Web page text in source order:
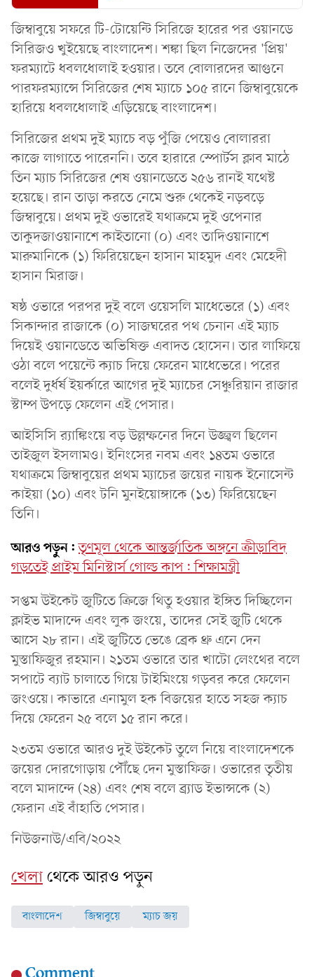
জিম্বাবুয়ে সফরে টি-টোয়েন্টি সিরিজে হারের পর ওয়ানডে
সিরিজও খুইয়েছে বাংলাদেশ। শঙ্কা ছিল নিজেদের 'প্রিয়'
ফরম্যাটে ধবলধোলাই হওয়ার। তবে বোলারদের আগুনে
পারফরম্যান্সে সিরিজের শেষ ম্যাচে ১০৫ রানে জিম্বাবুয়েকে
হারিয়ে ধবলধোলাই এড়িয়েছে বাংলাদেশ।
সিরিজের প্রথম দুই ম্যাচে বড় পুঁজি পেয়েও বোলাররা
কাজে লাগাতে পারেননি। তবে হারারে স্পোর্টস ক্লাব মাঠে
তিন ম্যাচ সিরিজের শেষ ওয়ানডেতে ২৫৬ রানই যথেষ্ট
হয়েছে। রান তাড়া করতে নেমে শুরু থেকেই নড়বড়ে
জিম্বাবুয়ে। প্রথম দুই ওভারেই যথাক্রমে দুই ওপেনার
তাকুদজাওয়ানাশে কাইতানো (০) এবং তাদিওয়ানাশে
মারুমানিকে (১) ফিরিয়েছেন হাসান মাহমুদ এবং মেহেদী
হাসান মিরাজ।
ষষ্ঠ ওভারে পরপর দুই বলে ওয়েসলি মাধেভেরে (১) এবং
সিকান্দার রাজাকে (০) সাজঘরের পথ চেনান এই ম্যাচ
দিয়েই ওয়ানডেতে অভিষিক্ত এবাদত হোসেন। তার লাফিয়ে
ওঠা বলে পয়েন্টে ক্যাচ দিয়ে ফেরেন মাধেভেরে। পরের
বলেই দুর্ধর্ষ ইয়র্কারে আগের দুই ম্যাচের সেঞ্চুরিয়ান রাজার
স্টাম্প উপড়ে ফেলেন এই পেসার।
আইসিসি র‍্যাঙ্কিংয়ে বড় উল্লম্ফনের দিনে উজ্জ্বল ছিলেন
তাইজুল ইসলামও। ইনিংসের নবম এবং ১৪তম ওভারে
যথাক্রমে জিম্বাবুয়ের প্রথম ম্যাচের জয়ের নায়ক ইনোসেন্ট
কাইয়া (১০) এবং টনি মুনইয়োঙ্গাকে (১৩) ফিরিয়েছেন
তিনি।
আরও পড়ুন: তৃণমূল থেকে আন্তর্জাতিক অঙ্গনে ক্রীড়াবিদ
গড়তেই প্রাইম মিনিস্টার্স গোল্ড কাপ: শিক্ষামন্ত্রী
সপ্তম উইকেট জুটিতে ক্রিজে থিতু হওয়ার ইঙ্গিত দিচ্ছিলেন
ক্লাইভ মাদান্দে এবং লুক জংয়ে, তাদের সেই জুটি থেকে
আসে ২৮ রান। এই জুটিতে ভেঙে ব্রেক থ্রু এনে দেন
মুস্তাফিজুর রহমান। ২১তম ওভারে তার খাটো লেংথের বলে
সপাটে ব্যাট চালাতে গিয়ে টাইমিংয়ে গড়বর করে ফেলেন
জংওয়ে। কাভারে এনামুল হক বিজয়ের হাতে সহজ ক্যাচ
দিয়ে ফেরেন ২৫ বলে ১৫ রান করে।
২৩তম ওভারে আরও দুই উইকেট তুলে নিয়ে বাংলাদেশকে
জয়ের দোরগোড়ায় পৌঁছে দেন মুস্তাফিজ। ওভারের তৃতীয়
বলে মাদান্দে (২৪) এবং শেষ বলে ব্র্যাড ইভান্সকে (২)
ফেরান এই বাঁহাতি পেসার।
নিউজনাউ/এবি/২০২২
খেলাথেকে আরও পড়ুন
বাংলাদেশ জিম্বাবুয়ে ম্যাচ জয়